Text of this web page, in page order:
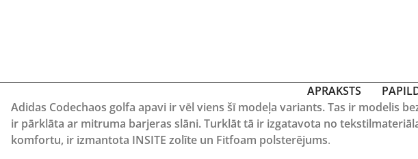
APRAKSTS
Adidas Codechaos golfa apavi ir vēl viens šī modeļa variants.Tas ir modelis
ir pārklāta ar mitruma barjeras slāni.Turklāt tā ir izgatavota no
komfortu, ir izmantota INSITE zolīte un Fitfoam polsterējums.